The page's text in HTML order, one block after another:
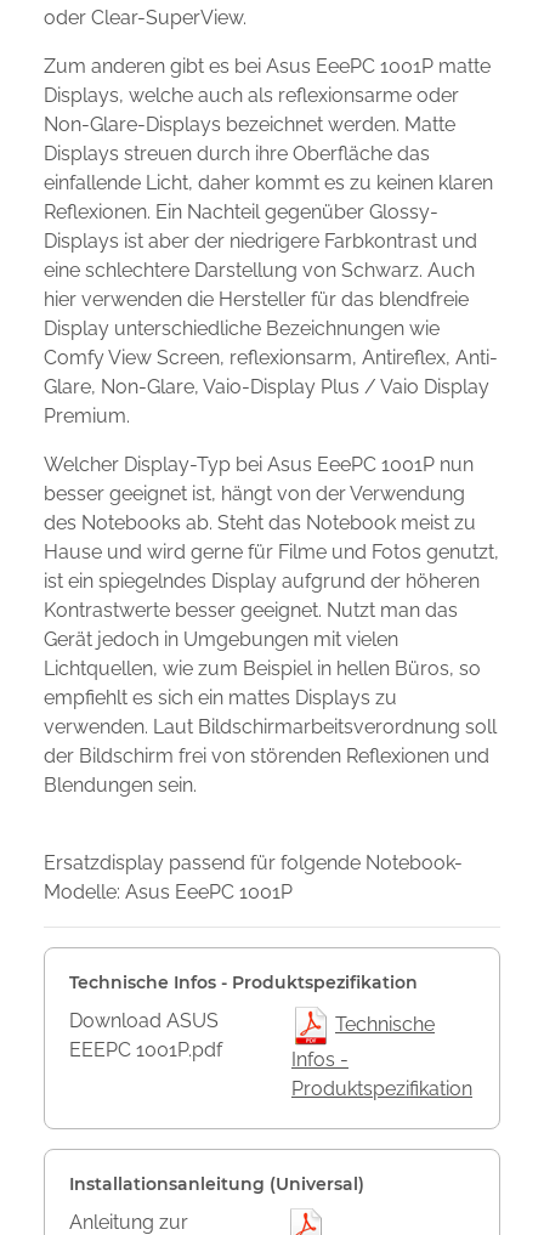
oder Clear-SuperView.
Zum anderen gibt es bei Asus EeePC 1001P matte
Displays, welche auch als reflexionsarme oder
Non-Glare-Displays bezeichnet werden. Matte
Displays streuen durch ihre Oberfläche das
einfallende Licht, daher kommt es zu keinen klaren
Reflexionen. Ein Nachteil gegenüber Glossy-
Displays ist aber der niedrigere Farbkontrast und
eine schlechtere Darstellung von Schwarz. Auch
hier verwenden die Hersteller für das blendfreie
Display unterschiedliche Bezeichnungen wie
Comfy View Screen, reflexionsarm, Antireflex, Anti-
Glare, Non-Glare, Vaio-Display Plus / Vaio Display
Premium.
Welcher Display-Typ bei Asus EeePC 1001P nun
besser geeignet ist, hängt von der Verwendung
des Notebooks ab. Steht das Notebook meist zu
Hause und wird gerne für Filme und Fotos genutzt,
ist ein spiegelndes Display aufgrund der höheren
Kontrastwerte besser geeignet. Nutzt man das
Gerät jedoch in Umgebungen mit vielen
Lichtquellen, wie zum Beispiel in hellen Büros, so
empfiehlt es sich ein mattes Displays zu
verwenden. Laut Bildschirmarbeitsverordnung soll
der Bildschirm frei von störenden Reflexionen und
Blendungen sein.
Ersatzdisplay passend für folgende Notebook-
Modelle: Asus EeePC 1001P
Technische Infos - Produktspezifikation
Download ASUS
EEEPC 1001P.pdf
Technische
Infos -
Produktspezifikation
Installationsanleitung (Universal)
Anleitung zur